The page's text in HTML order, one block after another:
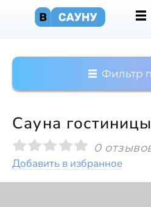
Фильтр
Сауна
0
Добавить в избранное